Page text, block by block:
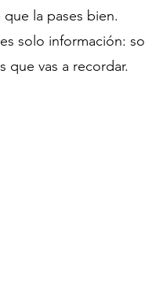
la pases bien.
solo información:
que vas a recordar.